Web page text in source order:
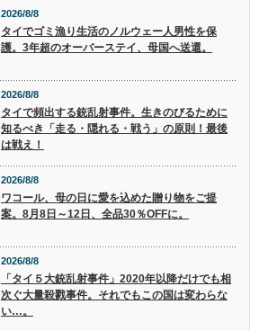
2026/8/8
タイでゴミ漁り生活のノルウェー人男性を保
護。3年超のオーバーステイ、母国へ送還。
2026/8/8
タイで頻出する銃乱射事件。生きのびるために
知るべき「走る・隠れる・戦う」の原則！最後
は戦え！
2026/8/8
ワコール、母の日に愛を込めた贈り物をご提
案。8月8日～12日、全品30％OFFに。
2026/8/8
「タイ５大銃乱射事件」2020年以降だけでも相
次ぐ大量殺戮事件。それでもこの国は変わらな
い…。